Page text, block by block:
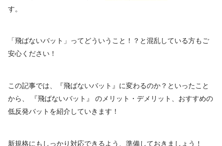
す。
「飛ばないバット」ってどういうこと！？と混乱している方もご
安心ください！
この記事では、『飛ばないバット』に変わるのか？といったこと
から、 『飛ばないバット』 のメリット・デメリット、おすすめの
低反発バットを紹介していきます！
新規格にもしっかり対応できるよう、準備しておきましょう！